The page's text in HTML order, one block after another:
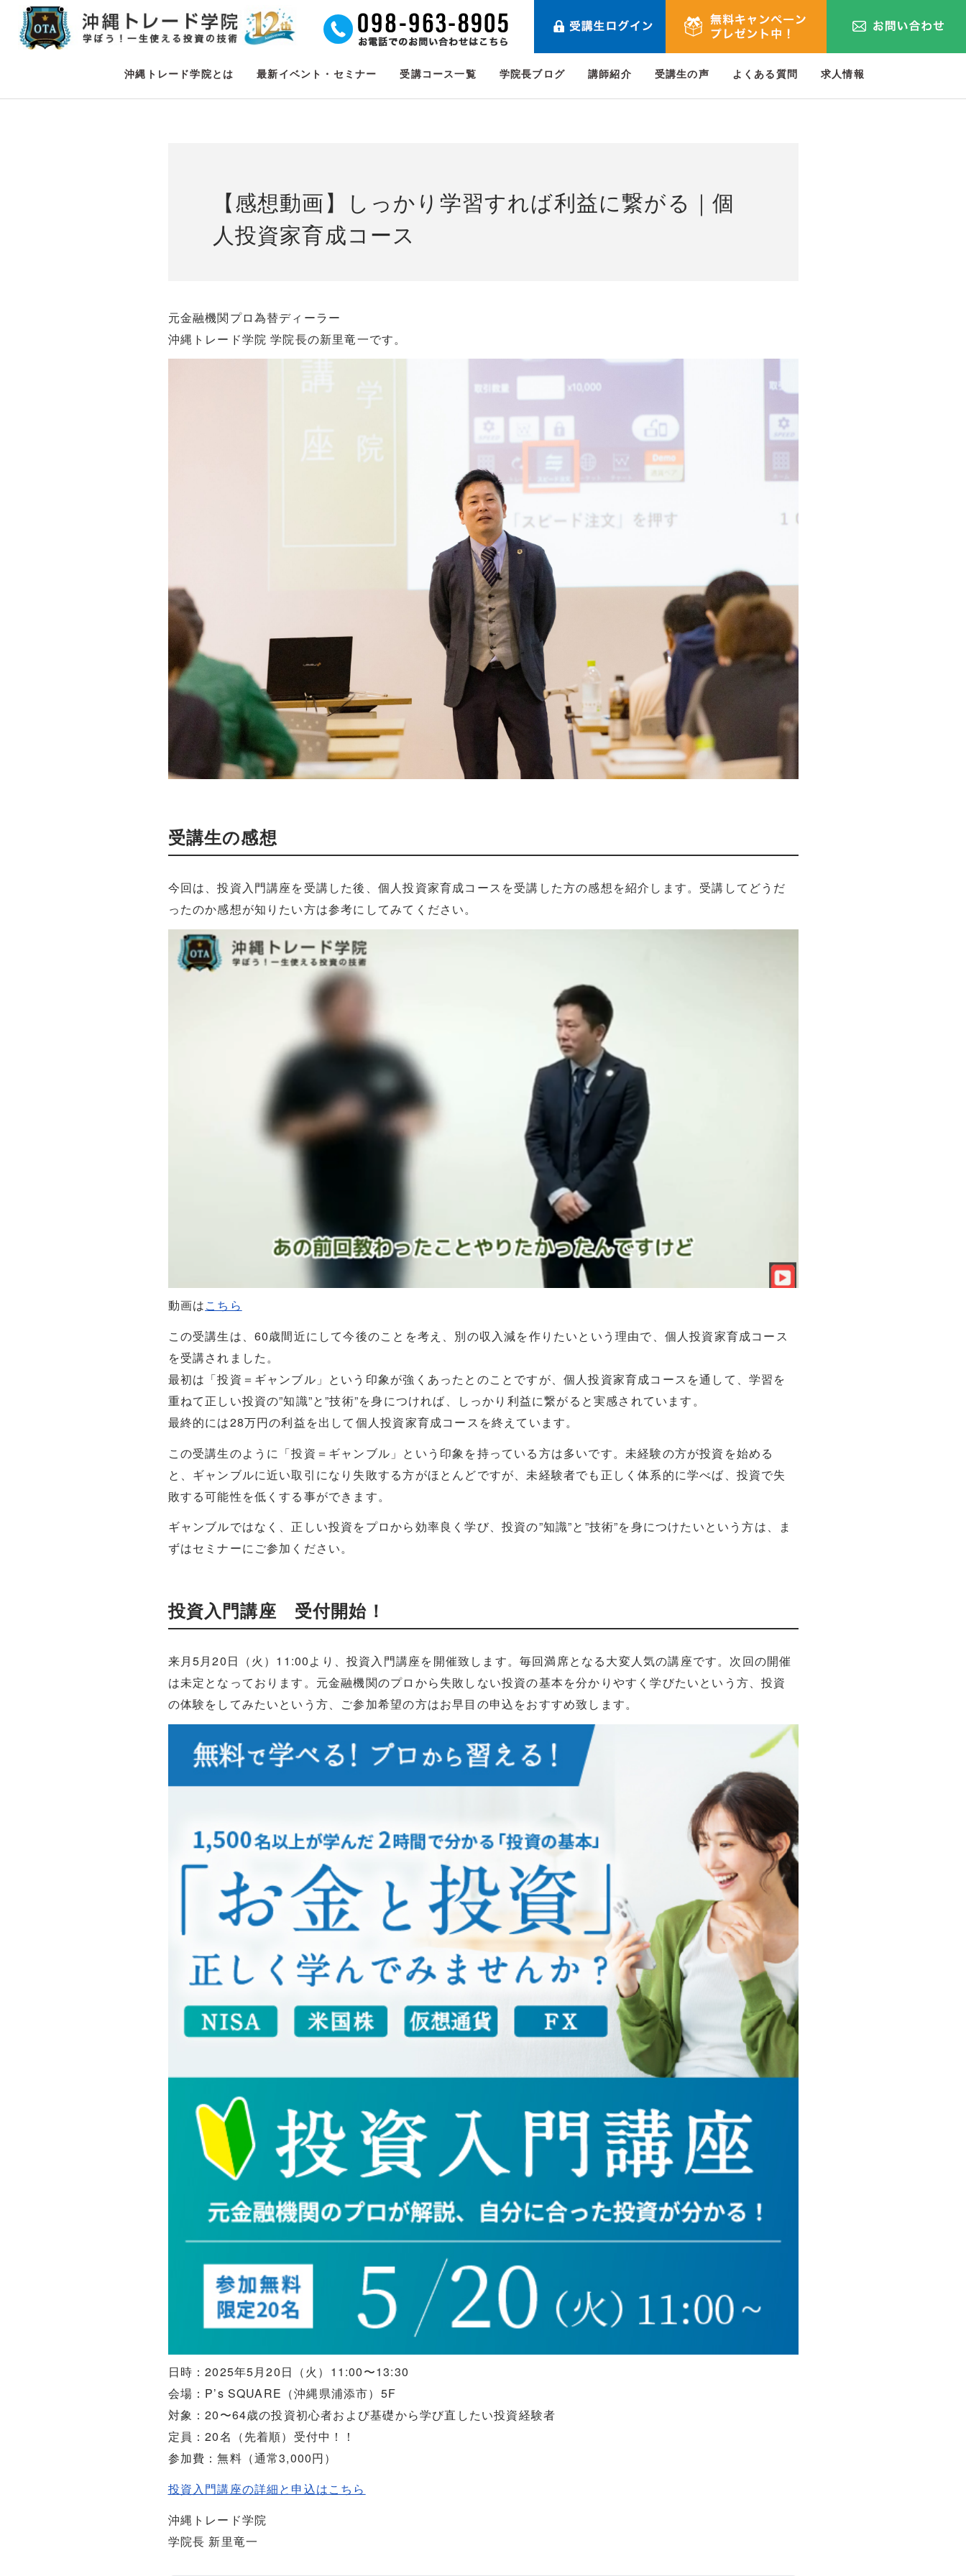
沖縄トレード学院とは 最新イベント・セミナー 受講コース一覧 学院長ブログ 講師紹介 受講生の声 よくある質問 求人情報
【感想動画】しっかり学習すれば利益に繋がる｜個
人投資家育成コース
元金融機関プロ為替ディーラー
沖縄トレード学院 学院長の新里竜一です。
受講生の感想
今回は、投資入門講座を受講した後、個人投資家育成コースを受講した方の感想を紹介します。受講してどうだ
ったのか感想が知りたい方は参考にしてみてください。
動画はこちら
この受講生は、60歳間近にして今後のことを考え、別の収入減を作りたいという理由で、個人投資家育成コース
を受講されました。
最初は「投資＝ギャンブル」という印象が強くあったとのことですが、個人投資家育成コースを通して、学習を
重ねて正しい投資の”知識”と”技術”を身につければ、しっかり利益に繋がると実感されています。
最終的には28万円の利益を出して個人投資家育成コースを終えています。
この受講生のように「投資＝ギャンブル」という印象を持っている方は多いです。未経験の方が投資を始める
と、ギャンブルに近い取引になり失敗する方がほとんどですが、未経験者でも正しく体系的に学べば、投資で失
敗する可能性を低くする事ができます。
ギャンブルではなく、正しい投資をプロから効率良く学び、投資の”知識”と”技術”を身につけたいという方は、ま
ずはセミナーにご参加ください。
投資入門講座 受付開始！
来月5月20日（火）11:00より、投資入門講座を開催致します。毎回満席となる大変人気の講座です。次回の開催
は未定となっております。元金融機関のプロから失敗しない投資の基本を分かりやすく学びたいという方、投資
の体験をしてみたいという方、ご参加希望の方はお早目の申込をおすすめ致します。
日時：2025年5月20日（火）11:00〜13:30
会場：P’s SQUARE（沖縄県浦添市）5F
対象：20〜64歳の投資初心者および基礎から学び直したい投資経験者
定員：20名（先着順）受付中！！
参加費：無料（通常3,000円）
投資入門講座の詳細と申込はこちら
沖縄トレード学院
学院長 新里竜一